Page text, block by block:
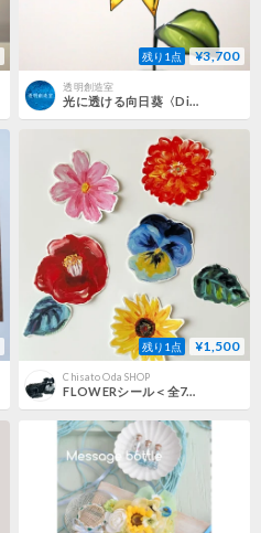
残り1点 ¥3,700
透明創造室
光に透ける向日葵〈Dip Art〉
残り1点 ¥1,500
Chisato Oda SHOP
FLOWERシール＜全7種・各1枚入り＞